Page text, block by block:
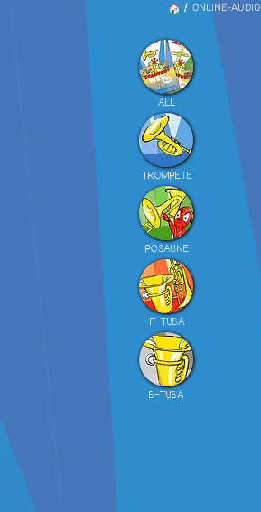
/ ONLINE-AUDIO
ALL
TROMPETE
POSAUNE
F-TUBA
B-TUBA